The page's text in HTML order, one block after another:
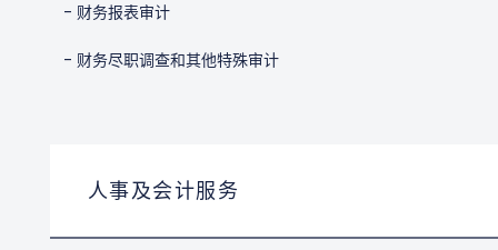
- 财务报表审计
- 财务尽职调查和其他特殊审计
人事及会计服务